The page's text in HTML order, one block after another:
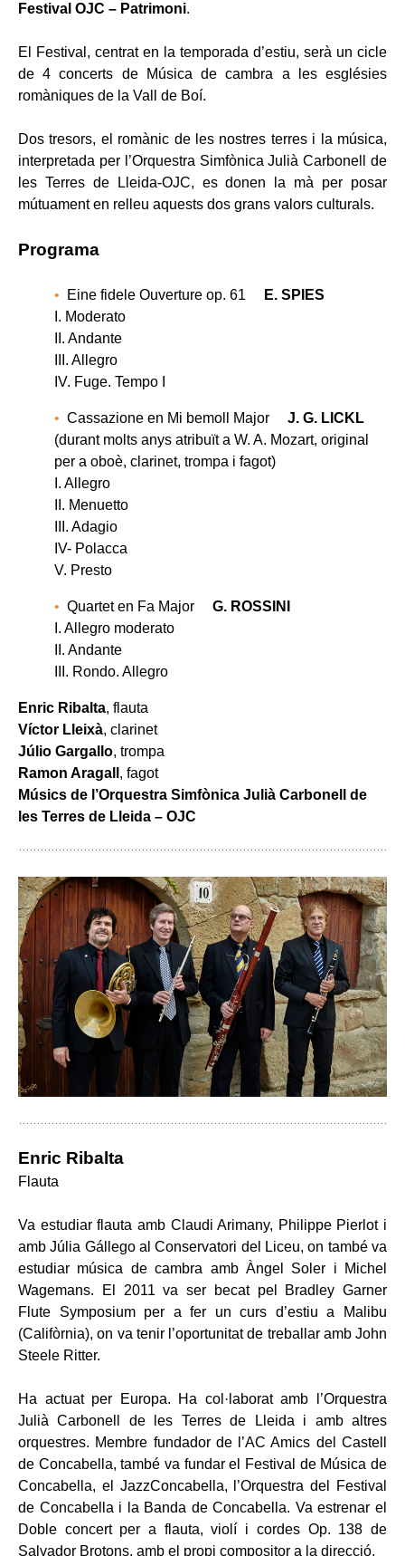
Festival OJC – Patrimoni.
El Festival, centrat en la temporada d’estiu, serà un cicle
de 4 concerts de Música de cambra a les esglésies
romàniques de la Vall de Boí.
Dos tresors, el romànic de les nostres terres i la música,
interpretada per l’Orquestra Simfònica Julià Carbonell de
les Terres de Lleida-OJC, es donen la mà per posar
mútuament en relleu aquests dos grans valors culturals.
Programa
Eine fidele Ouverture op. 61 E. SPIES
I. Moderato
II. Andante
III. Allegro
IV. Fuge. Tempo I
Cassazione en Mi bemoll Major J. G. LICKL
(durant molts anys atribuït a W. A. Mozart, original
per a oboè, clarinet, trompa i fagot)
I. Allegro
II. Menuetto
III. Adagio
IV- Polacca
V. Presto
Quartet en Fa Major G. ROSSINI
I. Allegro moderato
II. Andante
III. Rondo. Allegro
Enric Ribalta, flauta
Víctor Lleixà, clarinet
Júlio Gargallo, trompa
Ramon Aragall , fagot
Músics de l’Orquestra Simfònica Julià Carbonell de
les Terres de Lleida – OJC
Enric Ribalta
Flauta
Va estudiar flauta amb Claudi Arimany, Philippe Pierlot i
amb Júlia Gállego al Conservatori del Liceu, on també va
estudiar música de cambra amb Àngel Soler i Michel
Wagemans. El 2011 va ser becat pel Bradley Garner
Flute Symposium per a fer un curs d’estiu a Malibu
(Califòrnia), on va tenir l’oportunitat de treballar amb John
Steele Ritter.
Ha actuat per Europa. Ha col·laborat amb l’Orquestra
Julià Carbonell de les Terres de Lleida i amb altres
orquestres. Membre fundador de l’AC Amics del Castell
de Concabella, també va fundar el Festival de Música de
Concabella, el JazzConcabella, l’Orquestra del Festival
de Concabella i la Banda de Concabella. Va estrenar el
Doble concert per a flauta, violí i cordes Op. 138 de
Salvador Brotons, amb el propi compositor a la direcció.